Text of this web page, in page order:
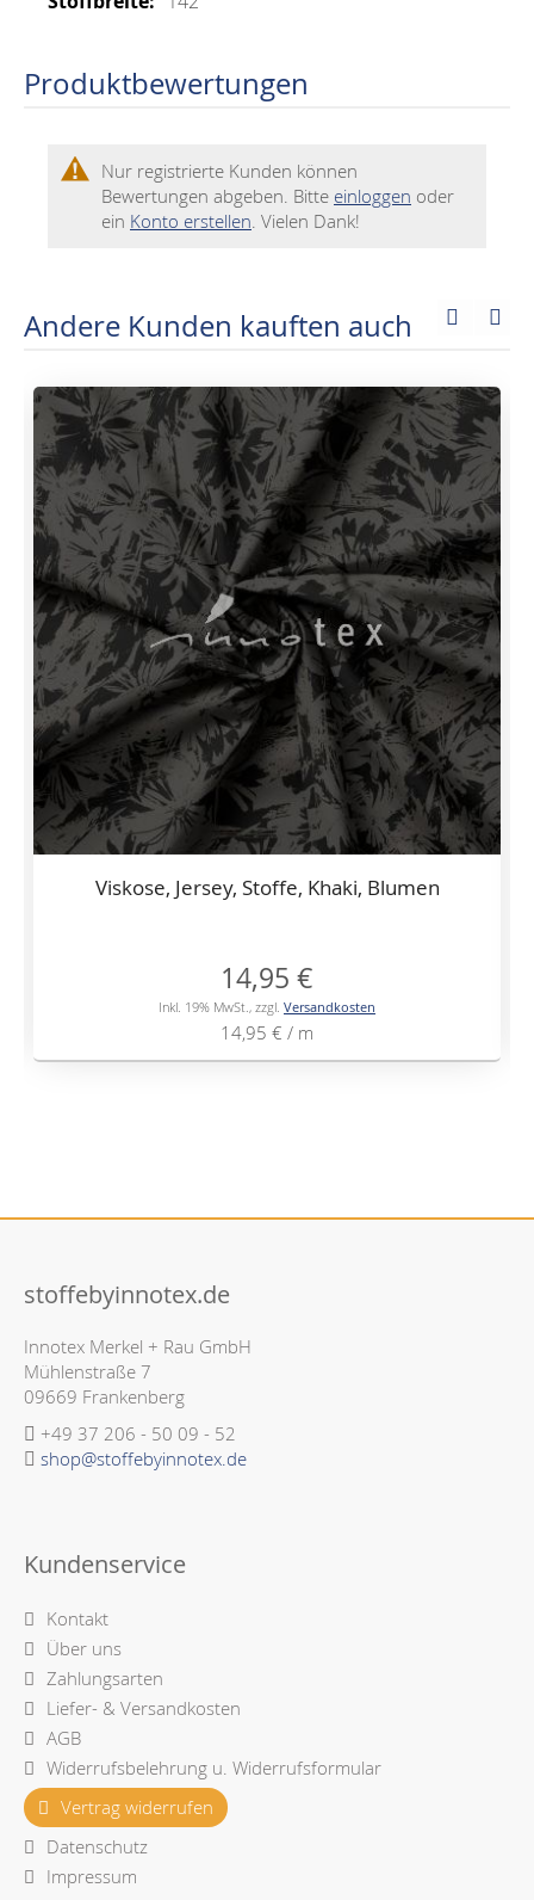
Produktbewertungen
Nur registrierte Kunden können
Bewertungen abgeben. Bitte einloggen oder
ein Konto erstellen. Vielen Dank!
Andere Kunden kauften auch
Viskose, Jersey, Stoffe, Khaki, Blumen
14,95 €
Inkl. 19% MwSt., zzgl. Versandkosten
14,95 € / m
stoffebyinnotex.de
Innotex Merkel + Rau GmbH
Mühlenstraße 7
09669 Frankenberg
+49 37 206 - 50 09 - 52
shop@stoffebyinnotex.de
Kundenservice
Kontakt
Über uns
Zahlungsarten
Liefer- & Versandkosten
AGB
Widerrufsbelehrung u. Widerrufsformular
Vertrag widerrufen
Datenschutz
Impressum